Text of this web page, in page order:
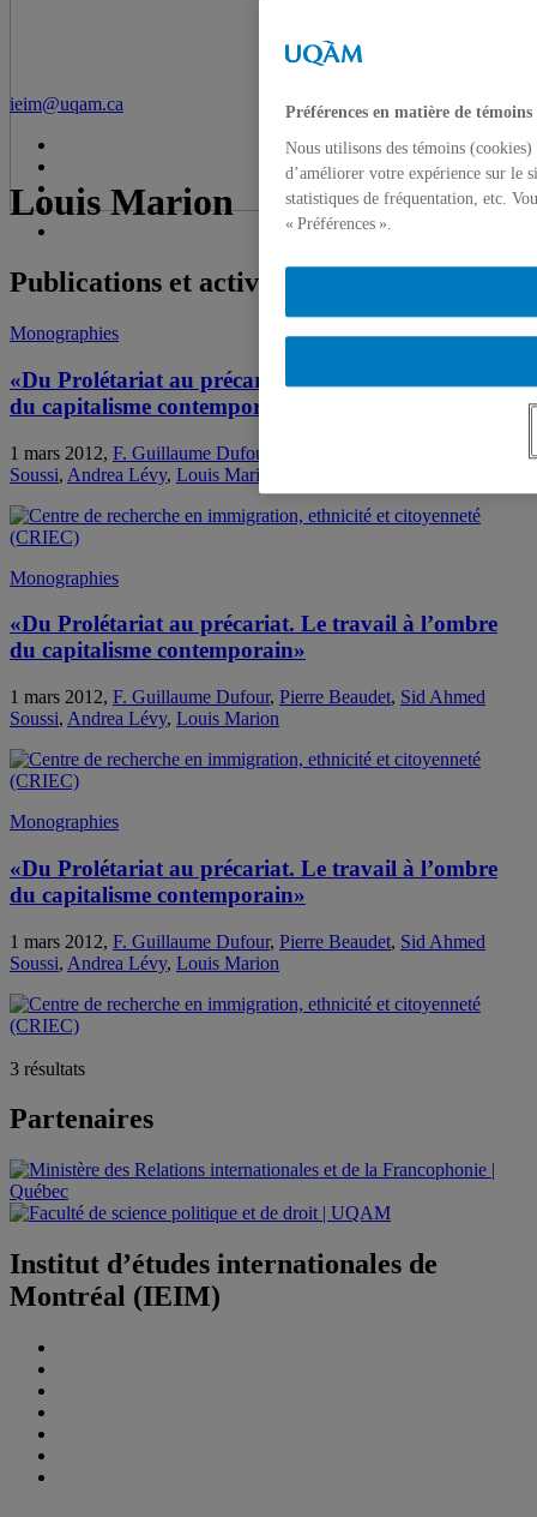
Louis Marion
ieim@uqam.ca
Publications et activités
Monographies
«Du Prolétariat au précariat. Le travail à l’ombre
du capitalisme contemporain»
1 mars 2012, F. Guillaume Dufour
Soussi, Andrea Lévy, Louis Marion
Monographies
«Du Prolétariat au précariat. Le travail à l’ombre
du capitalisme contemporain»
1 mars 2012, F. Guillaume Dufour, Pierre Beaudet, Sid Ahmed
Soussi, Andrea Lévy, Louis Marion
Monographies
«Du Prolétariat au précariat. Le travail à l’ombre
du capitalisme contemporain»
1 mars 2012, F. Guillaume Dufour, Pierre Beaudet, Sid Ahmed
Soussi, Andrea Lévy, Louis Marion
3 résultats
Partenaires
Institut d’études internationales de
Montréal (IEIM)
Préférences en matière de témoins
Nous utilisons des témoins
d’améliorer votre expérience sur le
statistiques de fréquentation, etc.
« Préférences ».